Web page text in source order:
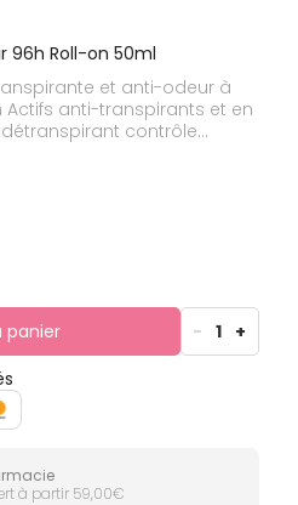
96h Roll-on 50ml
et anti-odeur à
Actifs anti-transpirants et en
contrôle
les bactéries
odeurs.
panier - 1 +
à partir 59,00€